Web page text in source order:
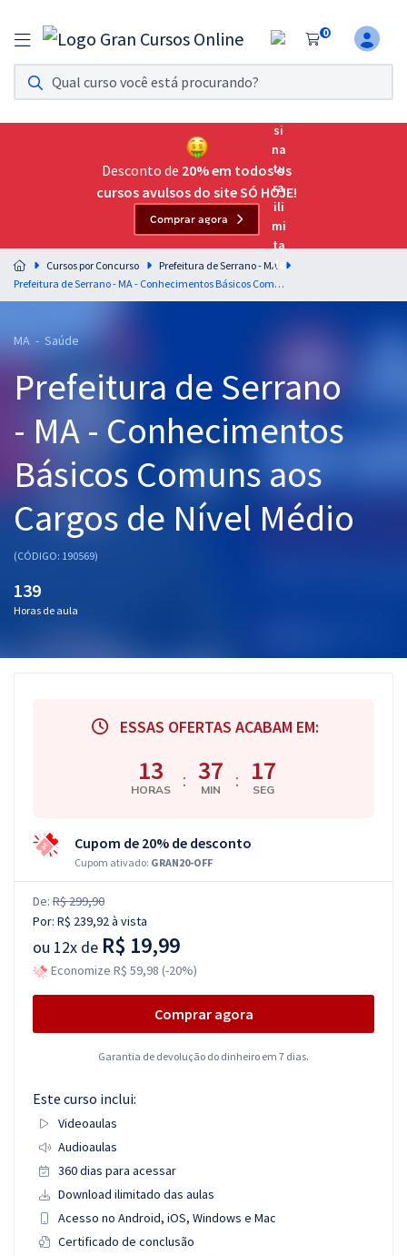
0
Assinatura Ilimitada 11
Acesso a todos os cursos. Teste grátis por 7 dias!
Assinatura OAB Até Passar
Acesso ilimitado a toda preparação para o Exame da
Residências Multiprofissionais
Preparação completa e intensiva para as principais
residências em saúde do Brasil
Cursos 20% OFF
Graduação
OAB
Questões grátis
Desconto de 20% em todos os
cursos avulsos do site SÓ HOJE!
Comprar agora
Cursos por Concurso
Prefeitura de Serrano - MA
Prefeitura de Serrano - MA - Conhecimentos Básicos Comuns aos Cargos de Nível Médio
MA - Saúde
Prefeitura de Serrano
- MA - Conhecimentos
Básicos Comuns aos
Cargos de Nível Médio
(CÓDIGO: 190569)
139
Horas de aula
ESSAS OFERTAS ACABAM EM:
13
HORAS : 37
MIN : 17
SEG
Cupom de 20% de desconto
Cupom ativado: GRAN20-OFF
De: R$ 299,90
Por: R$ 239,92à vista
ou 12x de R$ 19,99
Economize R$ 59,98 (-20%)
Comprar agora
Garantia de devolução do dinheiro em 7 dias.
Este curso inclui:
Videoaulas
Audioaulas
360 dias para acessar
Download ilimitado das aulas
Acesso no Android, iOS, Windows e Mac
Certificado de conclusão